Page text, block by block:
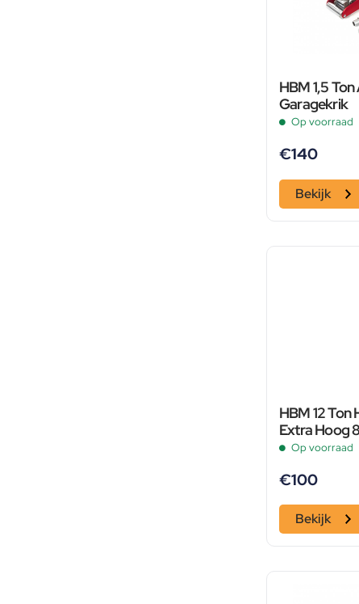
HBM 1,5
Garagekrik
Op voorraad
€140
Bekijk
HBM 12
Extra Hoog
Op voorraad
€100
Bekijk